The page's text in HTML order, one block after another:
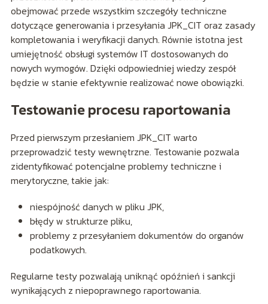
obejmować przede wszystkim szczegóły techniczne
dotyczące generowania i przesyłania JPK_CIT oraz zasady
kompletowania i weryfikacji danych. Równie istotna jest
umiejętność obsługi systemów IT dostosowanych do
nowych wymogów. Dzięki odpowiedniej wiedzy zespół
będzie w stanie efektywnie realizować nowe obowiązki.
Testowanie procesu raportowania
Przed pierwszym przesłaniem JPK_CIT warto
przeprowadzić testy wewnętrzne. Testowanie pozwala
zidentyfikować potencjalne problemy techniczne i
merytoryczne, takie jak:
niespójność danych w pliku JPK,
błędy w strukturze pliku,
problemy z przesyłaniem dokumentów do organów
podatkowych.
Regularne testy pozwalają uniknąć opóźnień i sankcji
wynikających z niepoprawnego raportowania.